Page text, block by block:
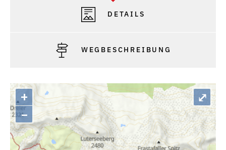
DETAILS
WEGBESCHREIBUNG
+
–
⤢